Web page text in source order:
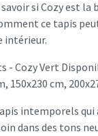
si Cozy est
ce tapis
intérieur.
- Cozy Vert
150x230 cm,
intemporels
dans des tons